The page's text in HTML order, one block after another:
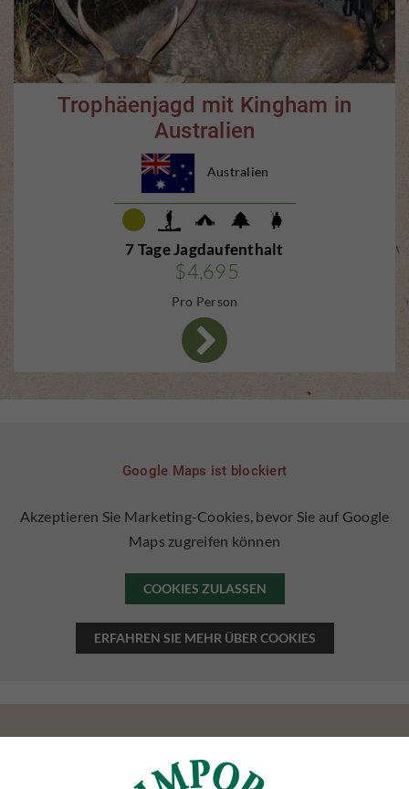
Trophäenjagd mit Kingham in
Australien
Australien
7 Tage Jagdaufenthalt
$4,695
Pro Person
Google Maps ist blockiert
Akzeptieren Sie Marketing-Cookies, bevor Sie auf Google
Maps zugreifen können
COOKIES ZULASSEN
ERFAHREN SIE MEHR ÜBER COOKIES